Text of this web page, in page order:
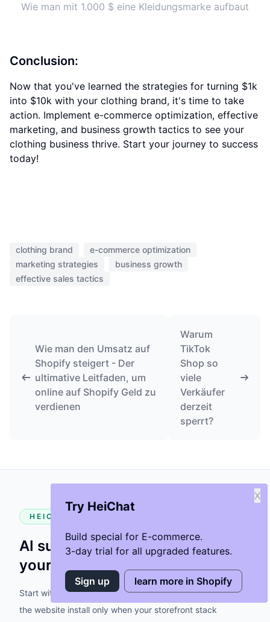
Wie man mit 1.000 $ eine Kleidungsmarke aufbaut
Conclusion:
Now that you've learned the strategies for turning $1k
into $10k with your clothing brand, it's time to take
action. Implement e-commerce optimization, effective
marketing, and business growth tactics to see your
clothing business thrive. Start your journey to success
today!
Try HeiChat
Build special for E-commerce.
3-day trial for all upgraded features.
X
Sign up learn more in Shopify
clothing brand
e-commerce optimization
marketing strategies
business growth
effective sales tactics
Wie man den Umsatz auf
Shopify steigert - Der
ultimative Leitfaden, um
online auf Shopify Geld zu
verdienen
Warum
TikTok
Shop so
viele
Verkäufer
derzeit
sperrt?
HEICHAT
AI support that feels native to
your storefront.
Start with the Shopify app when possible, then fall back to
the website install only when your storefront stack